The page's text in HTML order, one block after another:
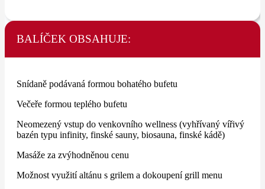
BALÍČEK OBSAHUJE:
Snídaně podávaná formou bohatého bufetu
Večeře formou teplého bufetu
Neomezený vstup do venkovního wellness (vyhřívaný vířivý
bazén typu infinity, finské sauny, biosauna, finské kádě)
Masáže za zvýhodněnou cenu
Možnost využití altánu s grilem a dokoupení grill menu